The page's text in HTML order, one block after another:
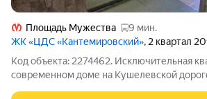
Площадь Мужества
9 мин.
ЖК «ЦДС «Кантемировский», 2 квартал
Код объекта: 2274462. Исключительная
современном доме на Кушелевской